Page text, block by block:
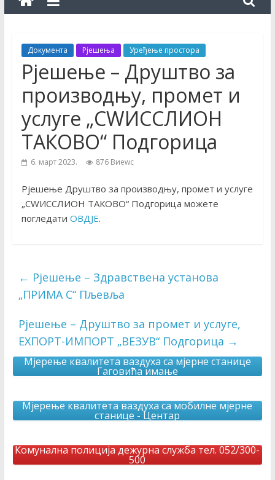
Документа Рјешења Уређење простора
Рјешење – Друштво за
производњу, промет и
услуге „СWИССЛИОН
ТАКОВО“ Подгорица
6. март 2023. 876 Виеwс
Рјешење Друштво за производњу, промет и услуге
„СWИССЛИОН ТАКОВО“ Подгорица можете
погледати ОВДЈЕ.
← Рјешење – Здравствена установа
„ПРИМА С“ Пљевља
Рјешење – Друштво за промет и услуге,
ЕXПОРТ-ИМПОРТ „ВЕЗУВ“ Подгорица →
Мјерење квалитета ваздуха са мјерне станице
Гаговића имање
Мјерење квалитета ваздуха са мобилне мјерне
станице - Центар
Комунална полиција дежурна служба тел. 052/300-
500